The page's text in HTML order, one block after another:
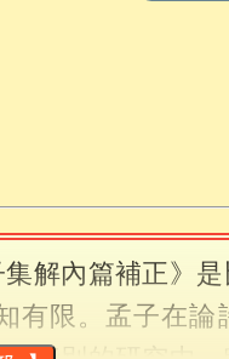
解內篇補正》
有限。孟子在論